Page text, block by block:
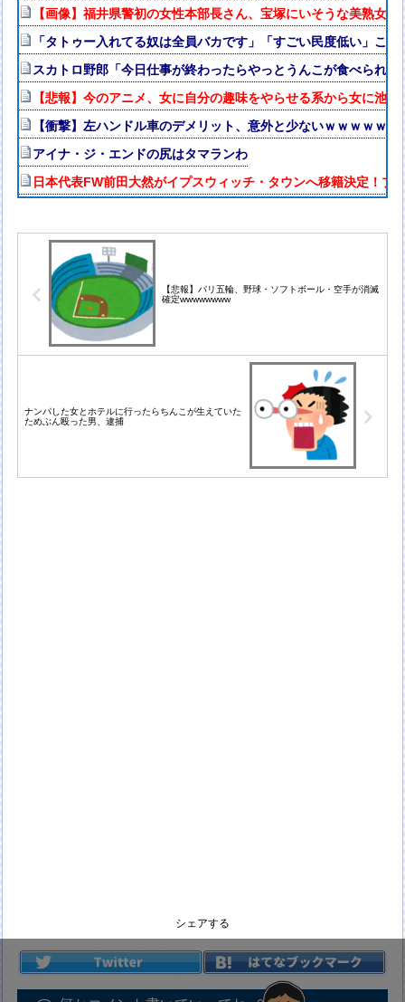
【画像】福井県警初の女性本部長さん、宝塚にいそうな美熟女
「タトゥー入れてる奴は全員バカです」「すごい民度低い」こ
スカトロ野郎「今日仕事が終わったらやっとうんこが食べられ
【悲報】今のアニメ、女に自分の趣味をやらせる系から女に池
【衝撃】左ハンドル車のデメリット、意外と少ないｗｗｗｗｗ
アイナ・ジ・エンドの尻はタマランわ
日本代表FW前田大然がイプスウィッチ・タウンへ移籍決定！プ
【悲報】パリ五輪、野球・ソフトボール・空手が消滅
確定wwwwwwww
ナンパした女とホテルに行ったらちんこが生えていた
ためぶん殴った男、逮捕
シェアする